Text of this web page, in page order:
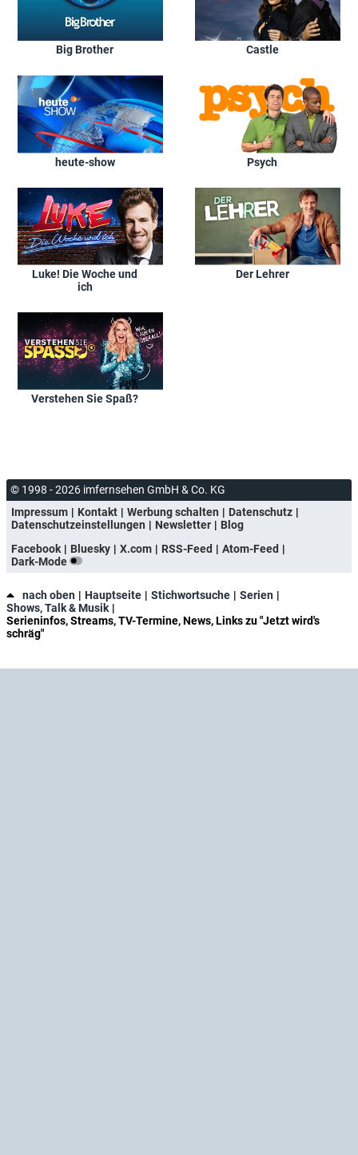
Big Brother Castle
heute-show Psych
Luke! Die Woche und
ich
Der Lehrer
Verstehen Sie Spaß?
© 1998 - 2026 imfernsehen GmbH & Co. KG
Impressum
Kontakt Werbung schalten
Datenschutz
Datenschutzeinstellungen
Newsletter
Blog
Facebook
Bluesky X.com RSS-Feed
Atom-Feed
Dark-Mode
nach oben Hauptseite Stichwortsuche
Serien
Shows, Talk & Musik
Serieninfos, Streams, TV-Termine, News, Links zu "Jetzt wird's
schräg"